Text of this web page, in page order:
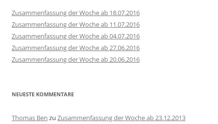
Zusammenfassung der Woche ab 18.07.2016
Zusammenfassung der Woche ab 11.07.2016
Zusammenfassung der Woche ab 04.07.2016
Zusammenfassung der Woche ab 27.06.2016
Zusammenfassung der Woche ab 20.06.2016
NEUESTE KOMMENTARE
Thomas Ben zu Zusammenfassung der Woche ab 23.12.2013